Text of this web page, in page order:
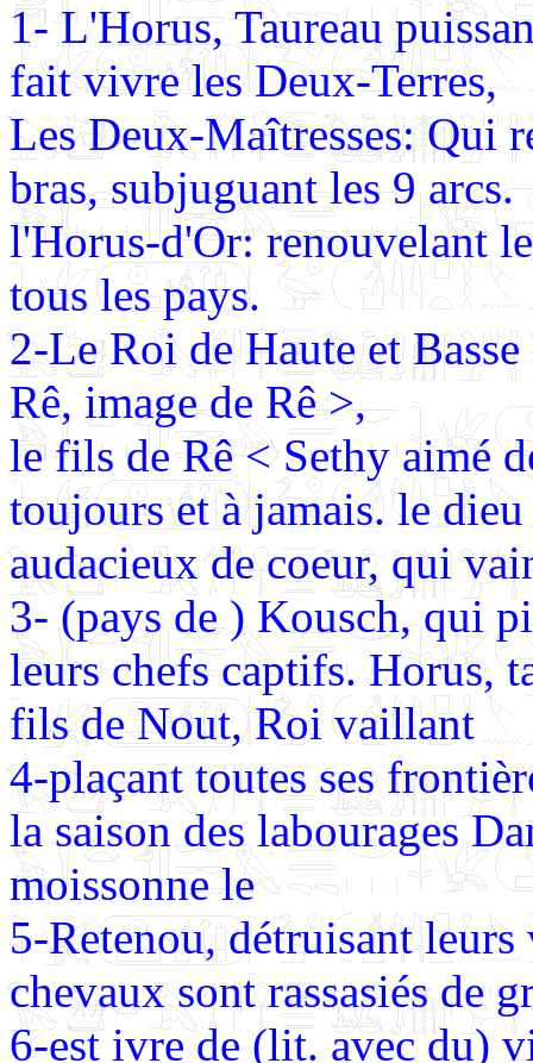
1- L'Horus, Taureau
fait vivre les Deux-Terres,
Les Deux-Maîtresses: Qui
bras, subjuguant les 9 arcs.
l'Horus-d'Or: renouvelant
tous les pays.
2-Le Roi de Haute et
Rê, image de Rê >,
le fils de Rê < Sethy aimé
toujours et à jamais. le
audacieux de coeur, qui
3- (pays de ) Kousch, qui
leurs chefs captifs. Horus,
fils de Nout, Roi vaillant
4-plaçant toutes ses
la saison des labourages
moissonne le
5-Retenou, détruisant leurs
chevaux sont rassasiés de
6-est ivre de (lit. avec du)